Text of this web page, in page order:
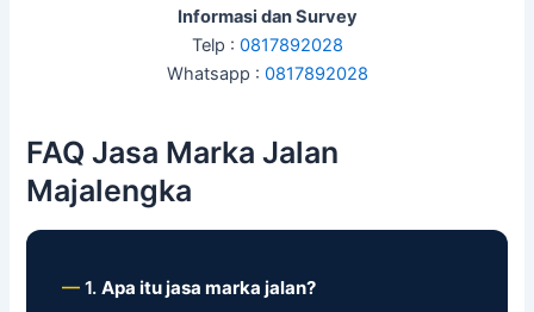
Informasi dan Survey
Telp : 0817892028
Whatsapp : 0817892028
FAQ Jasa Marka Jalan
Majalengka
1. Apa itu jasa marka jalan?